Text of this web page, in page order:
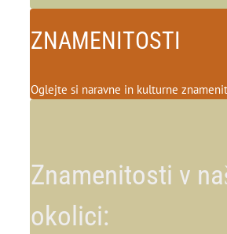
ZNAMENITOSTI
Oglejte si naravne in kulturne
Znamenitosti v
okolici: